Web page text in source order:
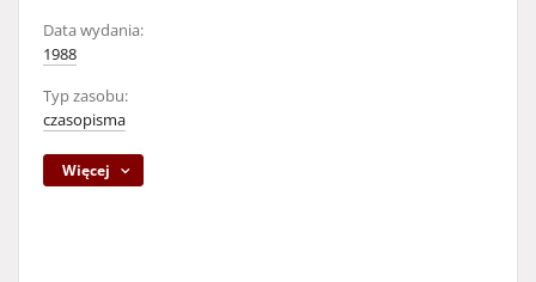
Data wydania:
1988
Typ zasobu:
czasopisma
Więcej